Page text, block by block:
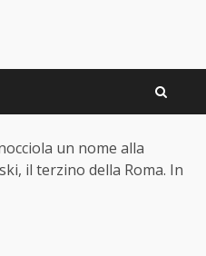
un nome alla
il terzino della Roma. In